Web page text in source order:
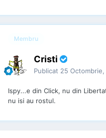
Membru
Cristi
Publicat 25 Octombrie,
Ispy...e din Click, nu din
nu isi au rostul.